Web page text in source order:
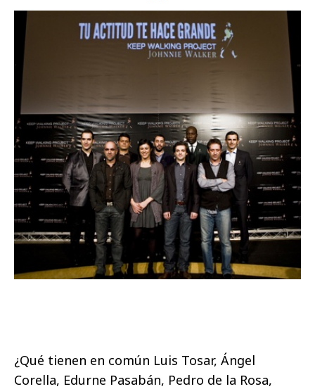
¿Qué tienen en común Luis Tosar, Ángel
Corella, Edurne Pasabán, Pedro de la Rosa,